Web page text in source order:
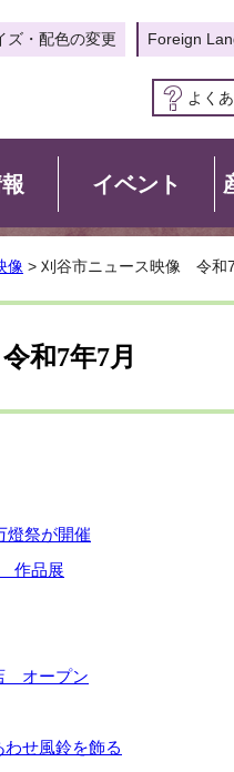
ズ・配色の変更 Foreign
よく
イベント
像 > 刈谷市ニュース映像 令和
和7年7月
燈祭が開催
作品展
オープン
せ風鈴を飾る